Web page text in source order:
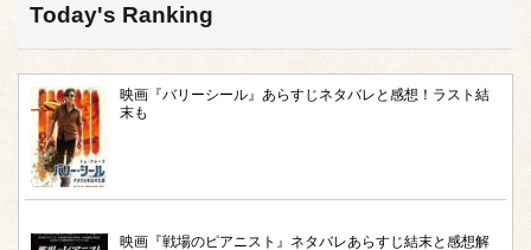
Today's Ranking
映画『バリーシール』あらすじネタバレと感想！ラスト結
末も
映画『戦場のピアニスト』ネタバレあらすじ結末と感想解